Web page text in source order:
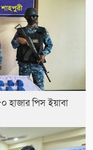
হাজার পিস ইয়াবা